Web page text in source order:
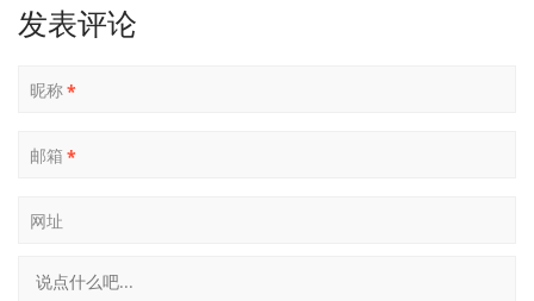
发表评论
昵称*
邮箱 *
网址